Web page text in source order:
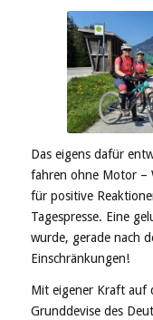
Das eigens dafür
fahren ohne Motor –
für positive
Tagespresse. Eine
wurde, gerade nach
Einschränkungen!
Mit eigener Kraft auf
Grunddevise des